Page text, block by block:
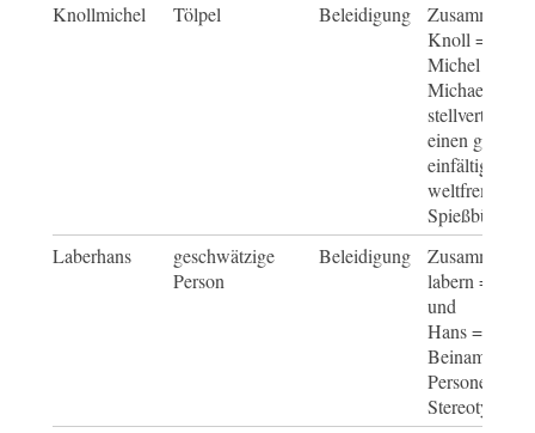
Knollmichel
Tölpel Beleidigung
Knoll =
Michel =
Michael,
einen
einfältigen
weltfremden
Spießbürger
Laberhans
geschwätzige
Person
Beleidigung
labern =
und
Hans =
Beiname für
Stereotypen